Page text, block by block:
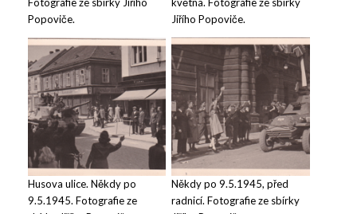
Fotografie ze sbírky Jiřího
Popoviče.
května. Fotografie ze sbírky
Jiřího Popoviče.
Husova ulice. Někdy po
9.5.1945. Fotografie ze
Někdy po 9.5.1945, před
radnicí. Fotografie ze sbírky